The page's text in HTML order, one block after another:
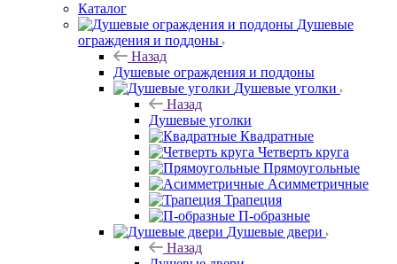
Каталог
Душевые
ограждения и поддоны
Назад
Душевые ограждения и поддоны
Душевые уголки
Назад
Душевые уголки
Квадратные
Четверть круга
Прямоугольные
Асимметричные
Трапеция
П-образные
Душевые двери
Назад